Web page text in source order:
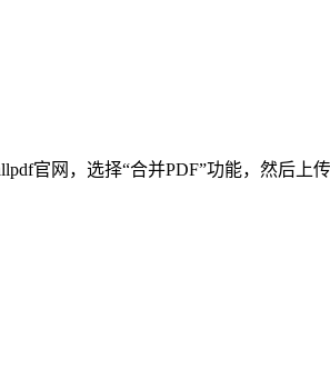
官网，选择“合并PDF”功能，然后上